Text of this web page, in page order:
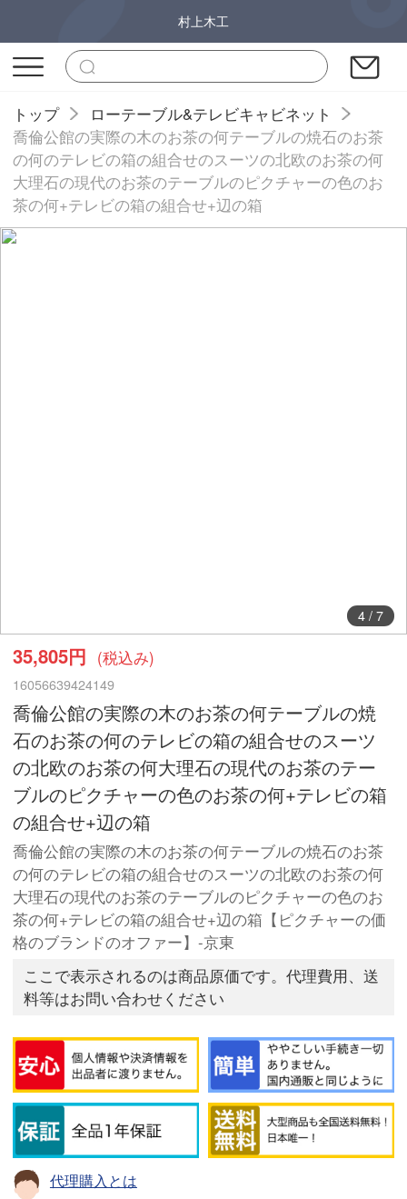
村上木工
トップ
ローテーブル&テレビキャビネット
喬倫公館の実際の木のお茶の何テーブルの焼石のお茶
の何のテレビの箱の組合せのスーツの北欧のお茶の何
大理石の現代のお茶のテーブルのピクチャーの色のお
茶の何+テレビの箱の組合せ+辺の箱
4/ 7
35,805円 (税込み)
16056639424149
喬倫公館の実際の木のお茶の何テーブルの焼
石のお茶の何のテレビの箱の組合せのスーツ
の北欧のお茶の何大理石の現代のお茶のテー
ブルのピクチャーの色のお茶の何+テレビの箱
の組合せ+辺の箱
喬倫公館の実際の木のお茶の何テーブルの焼石のお茶
の何のテレビの箱の組合せのスーツの北欧のお茶の何
大理石の現代のお茶のテーブルのピクチャーの色のお
茶の何+テレビの箱の組合せ+辺の箱【ピクチャーの価
格のブランドのオファー】-京東
ここで表示されるのは商品原価です。代理費用、送
料等はお問い合わせください
代理購入とは